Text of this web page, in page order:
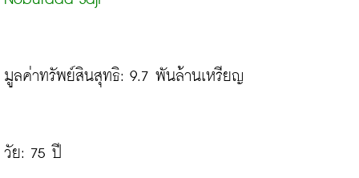
มูลค่าทรัพย์สินสุทธิ: 9.7 พันล้านเหรียญ
วัย: 75 ปี